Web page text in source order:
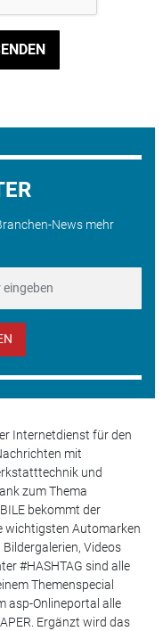
News mehr
Internetdienst für den
mit
und
zum Thema
bekommt der
wichtigsten Automarken
Videos
#HASHTAG sind alle
Themenspecial
asp-Onlineportal alle
Ergänzt wird das